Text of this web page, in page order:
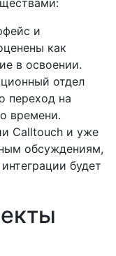
и
как
в освоении.
отдел
переход на
времени.
Calltouch и уже
обсуждениям,
будет